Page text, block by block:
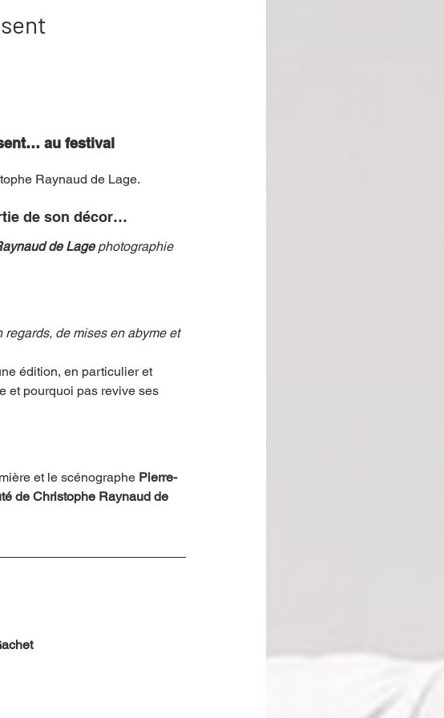
au festival
Raynaud de Lage.
de son décor…
de Lage photographie
de mises en abyme et
édition, en particulier et
et pourquoi pas revive ses
et le scénographe Pierre-
de Christophe Raynaud de